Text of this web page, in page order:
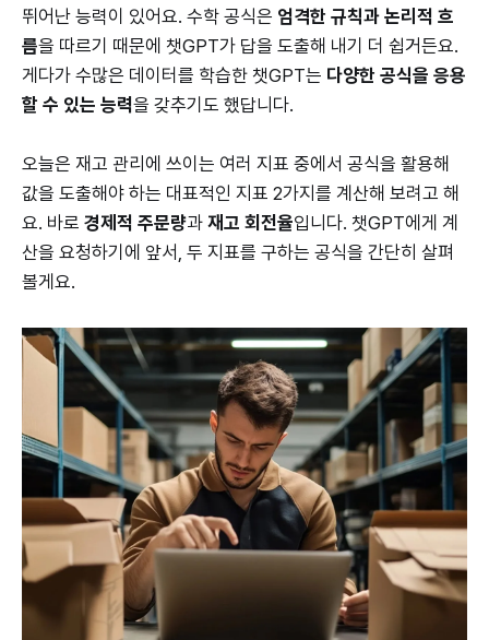
뛰어난 능력이 있어요. 수학 공식은 엄격한 규칙과 논리적 흐
름을 따르기 때문에 챗GPT가 답을 도출해 내기 더 쉽거든요.
게다가 수많은 데이터를 학습한 챗GPT는 다양한 공식을 응용
할 수 있는 능력을 갖추기도 했답니다.
오늘은 재고 관리에 쓰이는 여러 지표 중에서 공식을 활용해
값을 도출해야 하는 대표적인 지표 2가지를 계산해 보려고 해
요. 바로 경제적 주문량과 재고 회전율입니다. 챗GPT에게 계
산을 요청하기에 앞서, 두 지표를 구하는 공식을 간단히 살펴
볼게요.